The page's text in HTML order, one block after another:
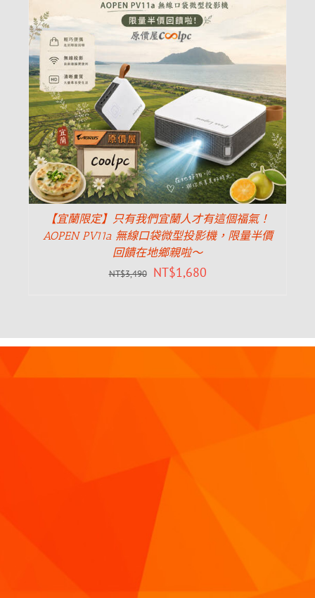
【宜蘭限定】只有我們宜蘭人才有這個福氣！
AOPEN PV11a 無線口袋微型投影機，限量半價
回饋在地鄉親啦～
NT$3,490 NT$1,680